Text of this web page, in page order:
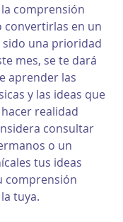
comprensión
convertirlas en un
una prioridad
mes, se te dará
aprender las
y las ideas que
realidad
consultar
o un
tus ideas
comprensión
tuya.